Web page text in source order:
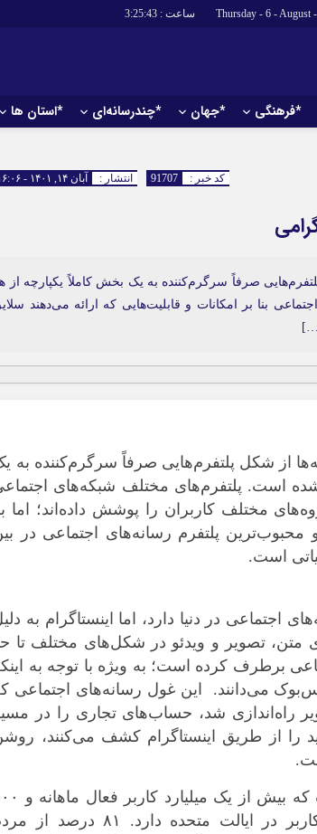
ساعت : 3:25:44
*فرهنگی *جهان *چندرسانه‌ای *استان ها
مجلس
احزاب و تشکلها
بانک ها
اخبار بورس
ارتباطات و
تبلیغات
*چندرسانه‌ای
فیلم
گالری
اینفوگرافی
عکس
*استان ها
آذربایجان
آذربایجان
اردبیل
اصفهان
ایلام
بوشهر
انتشار : آبان ۱۴, ۱۴۰۱ - ۱۶:۰۶ کد خبر : 91707
صرفاً سرگرم‌کننده به یک بخش کاملاً یکپارچه از
بنا بر امکانات و قابلیت‌هایی که ارائه می‌دهند
از شکل پلتفرم‌هایی صرفاً سرگرم‌کننده به
شده است. پلتفرم‌های مختلف شبکه‌های
مختلف کاربران را پوشش داده‌اند؛ اما
پلتفرم رسانه‌های اجتماعی در
است.
اجتماعی در دنیا دارد، اما اینستاگرام به
متن، تصویر و ویدئو در شکل‌های مختلف تا
برطرف کرده است؛ به ویژه با توجه به
۱۰ برابر بیشتر از فیس‌بوک می‌دانند. این غول رسانه‌های اجتماعی
راه‌اندازی شد، حساب‌های تجاری را در
را از طریق اینستاگرام کشف می‌کنند،
اینستاگرام دومین پلتفرم پربازدید پس از فیس‌بوک است
میلیون استوری روزانه دارد. این پلتفرم ۱۴۰ میلیون کاربر در ایالت متحده دارد. ۸۱